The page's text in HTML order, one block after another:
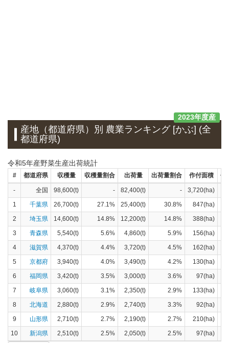
2023年度産
産地（都道府県）別 農業ランキング [かぶ] (全
都道府県)
令和5年産野菜生産出荷統計
# 都道府県 収穫量 収穫量割合 出荷量 出荷量割合 作付面積 作
- 全国 98,600(t) - 82,400(t) -
3,720(ha)
1
千葉県 26,700(t) 27.1% 25,400(t) 30.8%
847(ha)
2
埼玉県 14,600(t) 14.8% 12,200(t) 14.8%
388(ha)
3
青森県 5,540(t) 5.6% 4,860(t) 5.9%
156(ha)
4
滋賀県 4,370(t) 4.4% 3,720(t) 4.5%
162(ha)
5
京都府 3,940(t) 4.0% 3,490(t) 4.2%
130(ha)
6
福岡県 3,420(t) 3.5% 3,000(t) 3.6%
97(ha)
7
岐阜県 3,060(t) 3.1% 2,350(t) 2.9%
133(ha)
8
北海道 2,880(t) 2.9% 2,740(t) 3.3%
92(ha)
9
山形県 2,710(t) 2.7% 2,190(t) 2.7%
210(ha)
10
新潟県 2,510(t) 2.5% 2,050(t) 2.5%
97(ha)